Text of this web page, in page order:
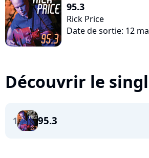
95.3
Rick Price
Date de sortie: 12
Découvrir le
1 95.3